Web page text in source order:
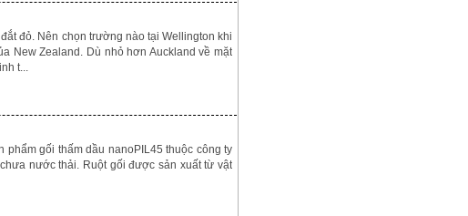
đỏ. Nên chọn trường nào tại Wellington khi
New Zealand. Dù nhỏ hơn Auckland về mặt
t...
gối thấm dầu nanoPIL45 thuộc công ty
nước thải. Ruột gối được sản xuất từ vật